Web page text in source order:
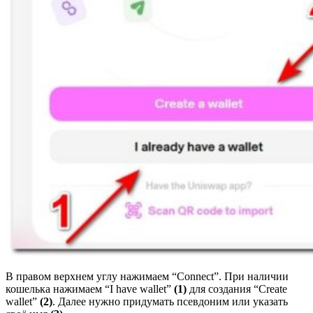
В правом верхнем углу нажимаем “Connect”. При наличии
кошелька нажимаем “I have wallet” (1) для создания “Create
wallet” (2). Далее нужно придумать псевдоним или указать